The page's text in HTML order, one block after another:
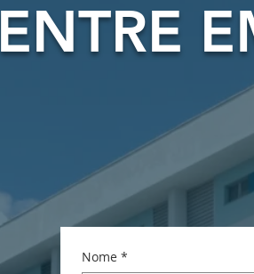
ENTRE
Nome *